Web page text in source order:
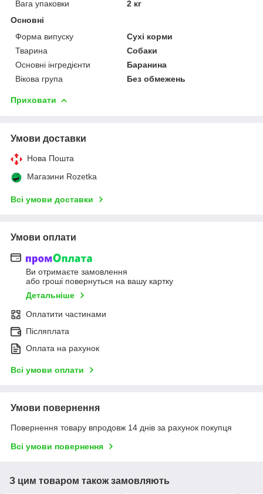
Вага упаковки
2 кг
Основні
Форма випуску
Сухі корми
Тварина
Собаки
Основні інгредієнти
Баранина
Вікова група
Без обмежень
Приховати
Умови доставки
Нова Пошта
Магазини Rozetka
Всі умови доставки
Умови оплати
Ви отримаєте замовлення
або гроші повернуться на вашу картку
Детальніше
Оплатити частинами
Післяплата
Оплата на рахунок
Всі умови оплати
Умови повернення
Повернення товару впродовж 14 днів за рахунок покупця
Всі умови повернення
З цим товаром також замовляють